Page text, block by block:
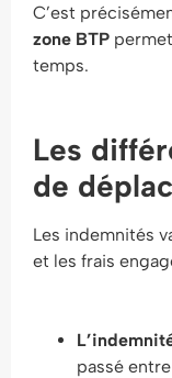
C’est
zone BTP
temps.
Les
de
Les indemnités
et les frais
passé